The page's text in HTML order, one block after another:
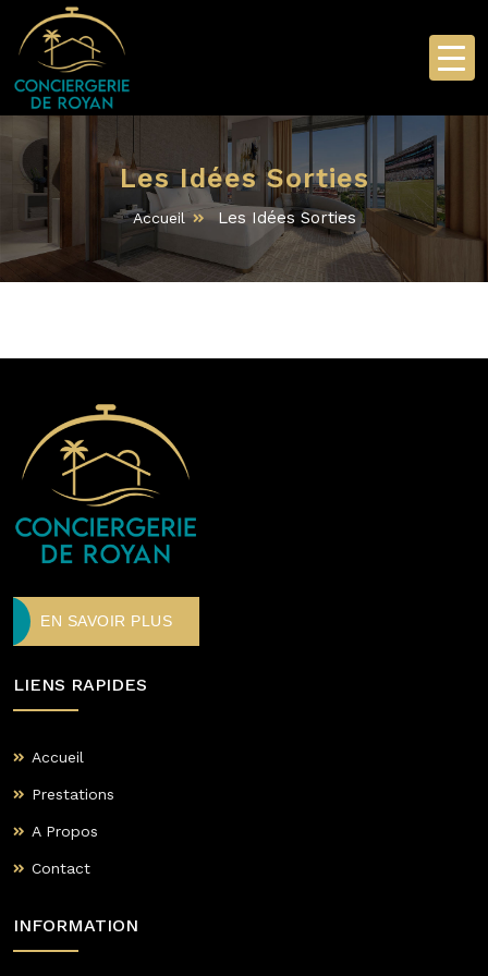
Les Idées Sorties
Accueil Les Idées Sorties
EN SAVOIR PLUS
LIENS RAPIDES
Accueil
Prestations
A Propos
Contact
INFORMATION